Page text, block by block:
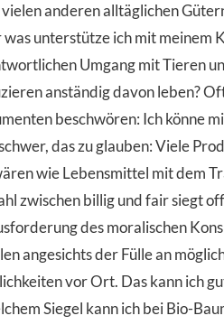
anderen alltäglichen
unterstütze ich mit meinem
Umgang mit Tieren
anständig davon leben?
beschwören: Ich könne
das zu glauben: Viele
wie Lebensmittel mit dem
zwischen billig und fair siegt
des moralischen
angesichts der Fülle an
vor Ort. Das kann ich
Siegel kann ich bei Bio-